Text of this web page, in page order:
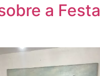
a Festa